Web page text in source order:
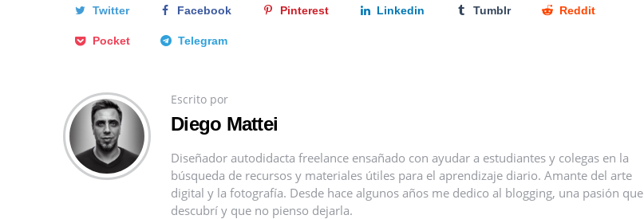
Twitter Facebook Pinterest Linkedin Tumblr Reddit
Pocket Telegram
Escrito por
Diego Mattei
Diseñador autodidacta freelance ensañado con ayudar a estudiantes y colegas en la
búsqueda de recursos y materiales útiles para el aprendizaje diario. Amante del arte
digital y la fotografía. Desde hace algunos años me dedico al blogging, una pasión que
descubrí y que no pienso dejarla.